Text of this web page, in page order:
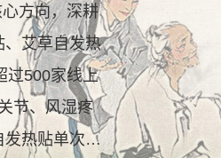
方向，深耕
、艾草自发热
过500家线上
节、风湿疼
热贴单次持